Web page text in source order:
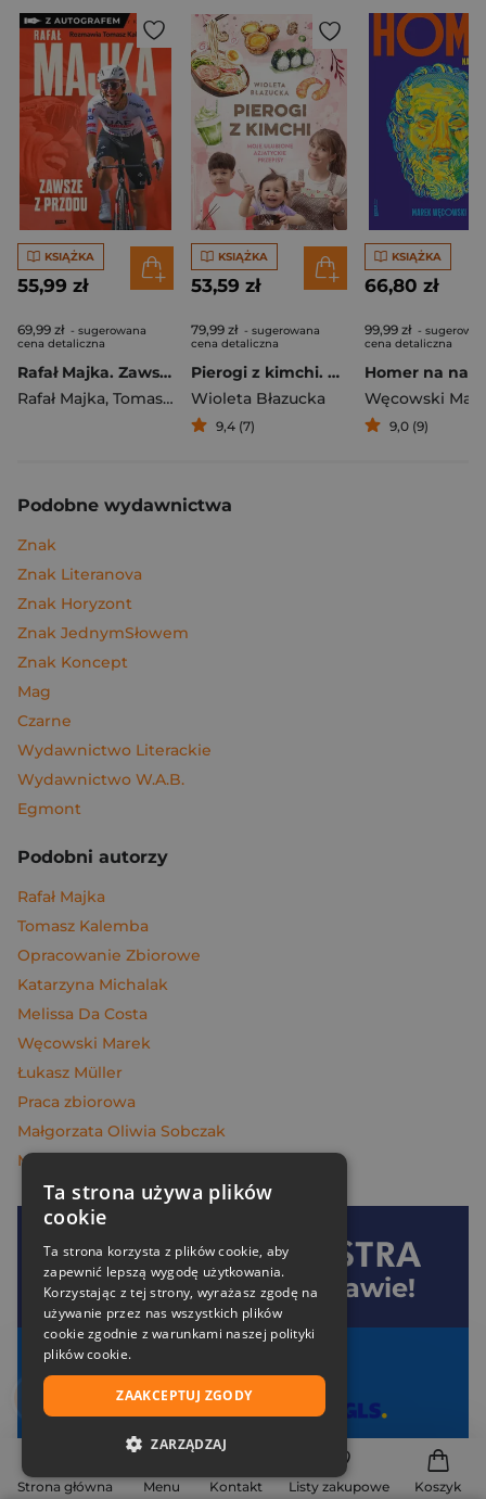
Strona główna Menu Kontakt Listy zakupowe Koszyk
KSIĄŻKA
55,99 zł
69,99 zł - sugerowana
cena detaliczna
Rafał Majka. Zawsze z przodu. Rozmawia Tomasz Kalemba - książka z autografem
Rafał Majka, Tomasz Kalemba
KSIĄŻKA
53,59 zł
79,99 zł - sugerowana
cena detaliczna
Pierogi z kimchi. Moje ulubione azjatyckie przepisy
Wioleta Błazucka
9,4 (7)
KSIĄŻKA
66,80 zł
99,99 zł -
cena detaliczna
Węcowski
9,0 (9)
Podobne wydawnictwa
Znak
Znak Literanova
Znak Horyzont
Znak JednymSłowem
Znak Koncept
Mag
Czarne
Wydawnictwo Literackie
Wydawnictwo W.A.B.
Egmont
Podobni autorzy
Rafał Majka
Tomasz Kalemba
Opracowanie Zbiorowe
Katarzyna Michalak
Melissa Da Costa
Węcowski Marek
Łukasz Müller
Praca zbiorowa
Małgorzata Oliwia Sobczak
McGrath Andy
Dołącz doZnak
i oszczędzaj na dostawie!
Darmowa dostawa od 99 zł z
Specjalne zniżki tylko dla klubowiczów
Pakiet zakładek Art Ladies za 1 zł
Ta strona używa plików
cookie
Ta strona korzysta z plików cookie, aby
zapewnić lepszą wygodę użytkowania.
Korzystając z tej strony, wyrażasz zgodę na
używanie przez nas wszystkich plików
cookie zgodnie z warunkami naszej polityki
plików cookie.
ZAAKCEPTUJ ZGODY
ZARZĄDZAJ
NIEZBĘDNE